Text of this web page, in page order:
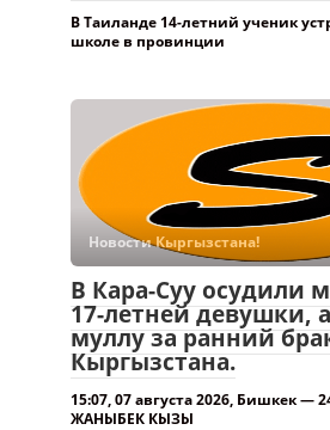
В Таиланде 14-летний ученик
школе в провинции
Новости Кыргызстана!
В Кара-Суу осудили
17-летней девушки,
муллу за ранний
Кыргызстана.
15:07, 07 августа 2026, Бишкек —
ЖАНЫБЕК КЫЗЫ